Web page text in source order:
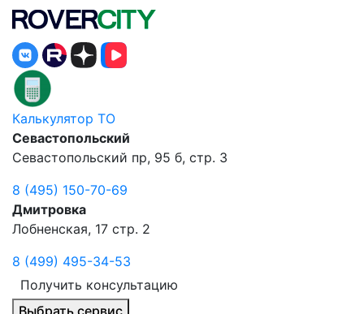
Калькулятор ТО
Севастопольский
Севастопольский пр, 95 б, стр. 3
8 (495) 150-70-69
Дмитровка
Лобненская, 17 стр. 2
8 (499) 495-34-53
Получить консультацию
Выбрать сервис